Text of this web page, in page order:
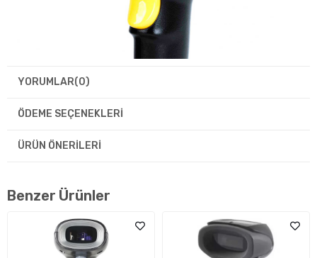
PERKON SPIDER SP610, hem 1D hem de 2D karekodları hızlı şekilde
yapısı, otomatik algılama desteği ve tak-çalıştır özelliği
sayesinde market, depo, kargo ve POS sistemlerinde yaygın
olarak kullanılır.
YORUMLAR(0)
ÖDEME SEÇENEKLERI
ÜRÜN ÖNERILERI
Benzer Ürünler